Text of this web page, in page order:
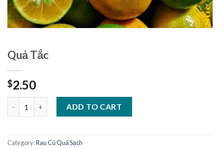
Quả Tắc
$2.50
ADD TO CART
Category:Rau Củ Quả Sạch